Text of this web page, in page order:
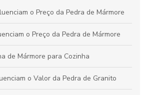
e granitos: técnicas eficazes para
o Preço da Pedra de Mármore
o Preço da Pedra de Mármore
de Mármore para Cozinha
o Valor da Pedra de Granito